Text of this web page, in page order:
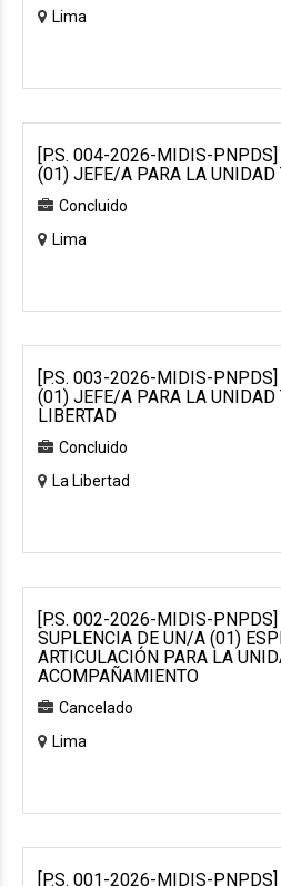
Lima
[P.S. 004-2026-MIDIS-
(01) JEFE/A PARA LA
Concluido
Lima
[P.S. 003-2026-MIDIS-
(01) JEFE/A PARA LA UNIDAD
LIBERTAD
Concluido
La Libertad
[P.S. 002-2026-MIDIS-PNPDS]
SUPLENCIA DE UN/A (01)
ARTICULACIÓN PARA LA
ACOMPAÑAMIENTO
Cancelado
Lima
[P.S. 001-2026-MIDIS-